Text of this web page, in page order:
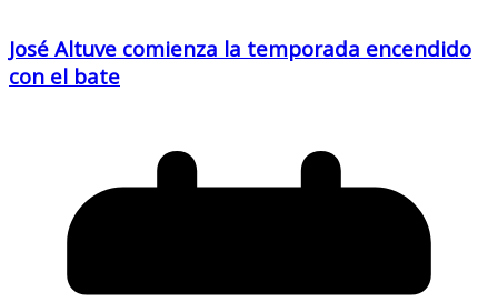
José Altuve comienza la temporada encendido
con el bate